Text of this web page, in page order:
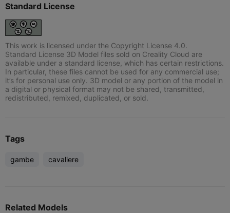
Standard License
This work is licensed under the Copyright License 4.0.
Standard License 3D Model files sold on Creality Cloud are
available under a standard license, which has certain restrictions.
In particular, these files cannot be used for any commercial use;
it’s for personal use only. 3D model or any portion of the model in
a digital or physical format may not be shared, transmitted,
redistributed, remixed, duplicated, or sold.
Tags
gambe cavaliere
Related Models